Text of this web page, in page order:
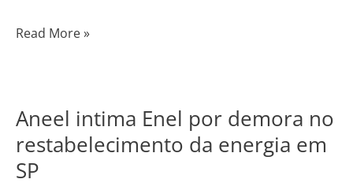
Read More »
Aneel intima Enel por demora no
restabelecimento da energia em
SP
Aneel
intima
Enel
por